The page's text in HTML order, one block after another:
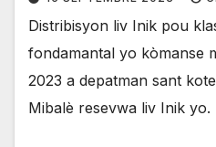
Distribisyon liv Inik pou
fondamantal yo kòmanse
2023 a depatman sant
Mibalè resevwa liv Inik